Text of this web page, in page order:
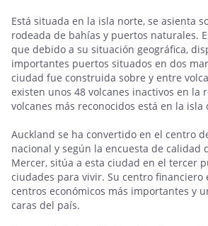
Está situada en la isla norte, se asienta
rodeada de bahías y puertos naturales.
que debido a su situación geográfica,
importantes puertos situados en dos
ciudad fue construida sobre y entre
existen unos 48 volcanes inactivos en la
volcanes más reconocidos está en la isla
Auckland se ha convertido en el centro
nacional y según la encuesta de calidad
Mercer, sitúa a esta ciudad en el tercer
ciudades para vivir. Su centro financiero
centros económicos más importantes y
caras del país.